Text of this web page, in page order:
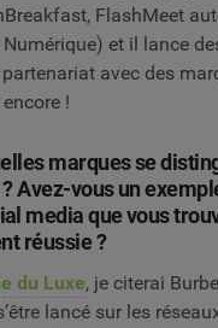
FlashMeet
et il lance
avec des
!
marques se
Avez-vous un
media que vous
réussie ?
du Luxe, je citerai
lancé sur les